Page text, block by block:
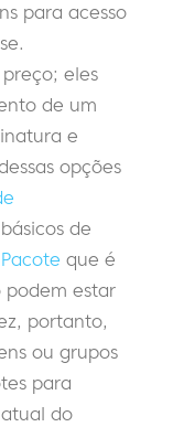
para acesso
eles
de um
e
opções
de
Pacote que é
podem estar
portanto,
ou grupos
para
do